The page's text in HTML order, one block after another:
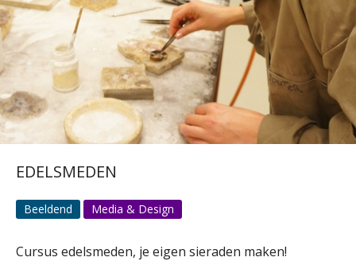
EDELSMEDEN
Beeldend Media & Design
Cursus edelsmeden, je eigen sieraden maken!